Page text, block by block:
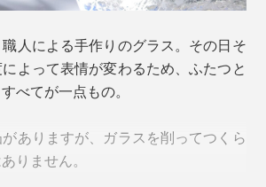
職人による手作りのグラス。その日そ
よって表情が変わるため、ふたつと
べてが一点もの。
ありますが、ガラスを削ってつくら
りません。